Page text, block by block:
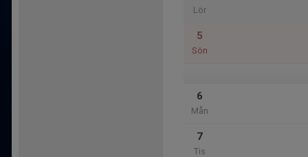
Lör
5
Sön
6
Mån
7
Tis